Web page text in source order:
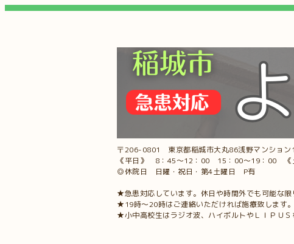
〒206-0801 東京都稲城市大丸86浅野マンシ
《平日》 8：45～12：00 15：00～19：00
◎休院日 日曜・祝日・第4土曜日 P有
★急患対応しています。休日や時間外でも可能な限
★19時～20時はご連絡いただければ施療致します。
★小中高校生はラジオ波、ハイボルトやＬＩＰＵ